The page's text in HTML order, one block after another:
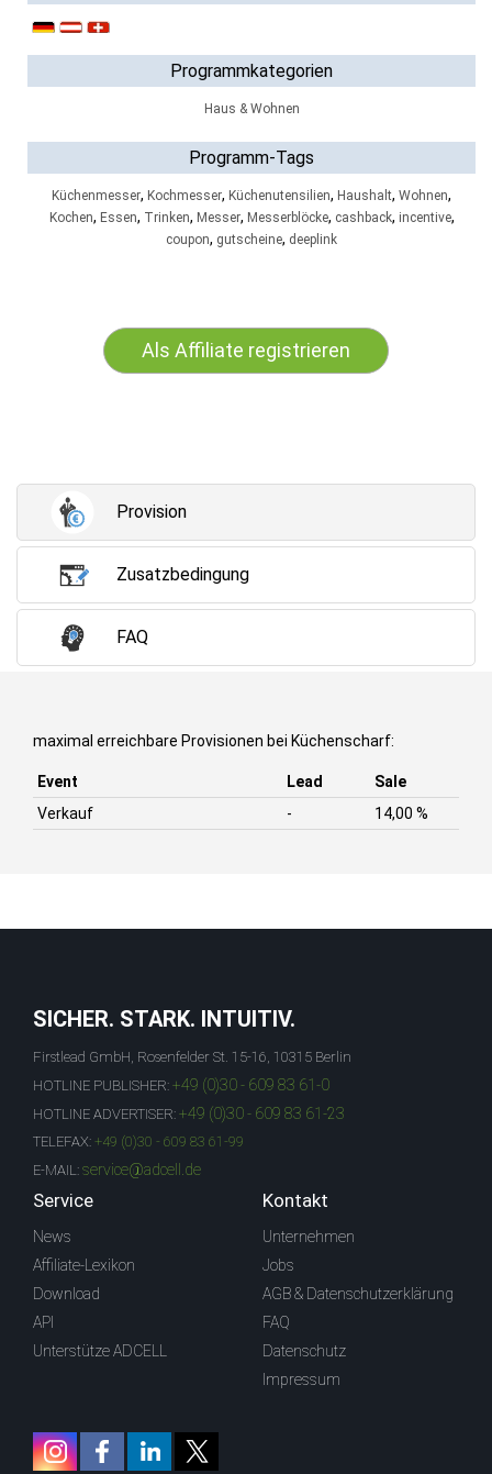
Programmkategorien
Haus & Wohnen
Programm-Tags
Küchenmesser, Kochmesser, Küchenutensilien, Haushalt, Wohnen,
Kochen, Essen, Trinken, Messer, Messerblöcke, cashback, incentive,
coupon, gutscheine, deeplink
Als Affiliate registrieren
Provision
Zusatzbedingung
FAQ
maximal erreichbare Provisionen bei Küchenscharf:
Event Lead
Sale
Verkauf
- 14,00 %
SICHER. STARK. INTUITIV.
Firstlead GmbH, Rosenfelder St. 15-16, 10315 Berlin
HOTLINE PUBLISHER: +49 (0)30 - 609 83 61-0
HOTLINE ADVERTISER: +49 (0)30 - 609 83 61-23
TELEFAX: +49 (0)30 - 609 83 61-99
E-MAIL: service@adcell.de
Service
News
Affiliate-Lexikon
Download
API
Unterstütze ADCELL
Kontakt
Unternehmen
Jobs
AGB & Datenschutzerklärung
FAQ
Datenschutz
Impressum